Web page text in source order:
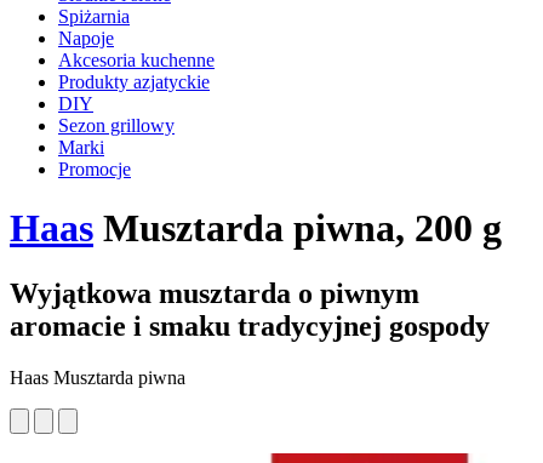
Spiżarnia
Napoje
Akcesoria kuchenne
Produkty azjatyckie
DIY
Sezon grillowy
Marki
Promocje
Haas Musztarda piwna, 200 g
Wyjątkowa musztarda o piwnym
aromacie i smaku tradycyjnej gospody
Haas Musztarda piwna